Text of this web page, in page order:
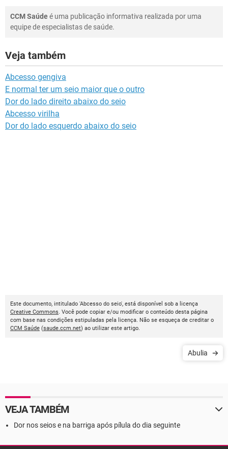
CCM Saúdeé uma publicação informativa realizada por uma
equipe de especialistas de saúde.
Veja também
Abcesso gengiva
E normal ter um seio maior que o outro
Dor do lado direito abaixo do seio
Abcesso virilha
Dor do lado esquerdo abaixo do seio
Este documento, intitulado 'Abcesso do seio', está disponível sob a licença
Creative Commons. Você pode copiar e/ou modificar o conteúdo desta página
com base nas condições estipuladas pela licença. Não se esqueça de creditar o
CCM Saúde (saude.ccm.net) ao utilizar este artigo.
Abulia
VEJA TAMBÉM
Dor nos seios e na barriga após pílula do dia seguinte